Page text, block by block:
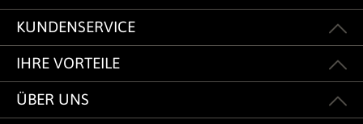
KUNDENSERVICE
IHRE VORTEILE
ÜBER UNS